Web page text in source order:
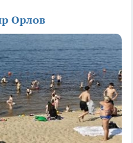
Орлов